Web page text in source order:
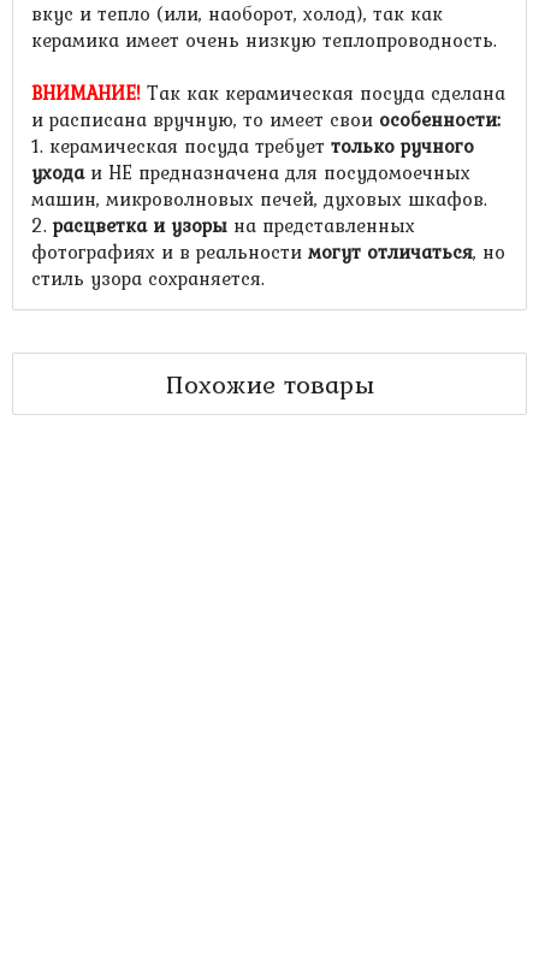
вкус и тепло (или, наоборот, холод), так как
керамика имеет очень низкую теплопроводность.
ВНИМАНИЕ! Так как керамическая посуда сделана
и расписана вручную, то имеет свои особенности:
1. керамическая посуда требует только ручного
уходаи НЕ предназначена для посудомоечных
машин, микроволновых печей, духовых шкафов.
2. расцветка и узоры на представленных
фотографиях и в реальности могут отличаться, но
стиль узора сохраняется.